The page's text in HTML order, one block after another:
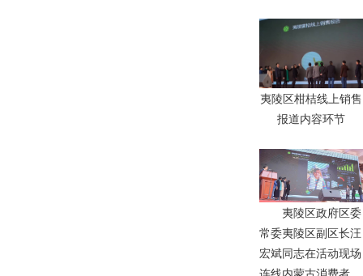
夷陵区柑桔线 上销售
报道内容环节
夷陵区政府区委
常委夷陵区副区长汪
宏斌同志在活动现场
连线内蒙古消费者